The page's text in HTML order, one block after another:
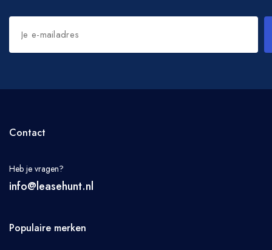
Contact
Heb je vragen?
info@leasehunt.nl
Populaire merken